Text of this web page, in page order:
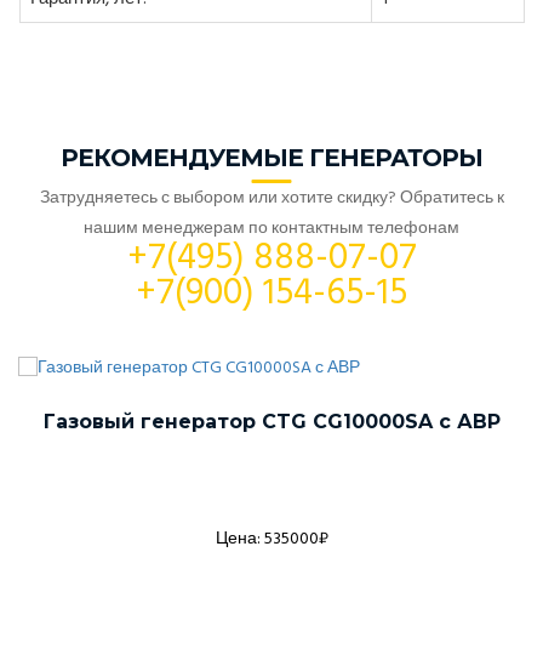
РЕКОМЕНДУЕМЫЕ ГЕНЕРАТОРЫ
Затрудняетесь с выбором или хотите скидку? Обратитесь к
нашим менеджерам по контактным телефонам
+7(495) 888-07-07
+7(900) 154-65-15
Газовый генератор CTG CG10000SA с АВР
Цена: 535000₽